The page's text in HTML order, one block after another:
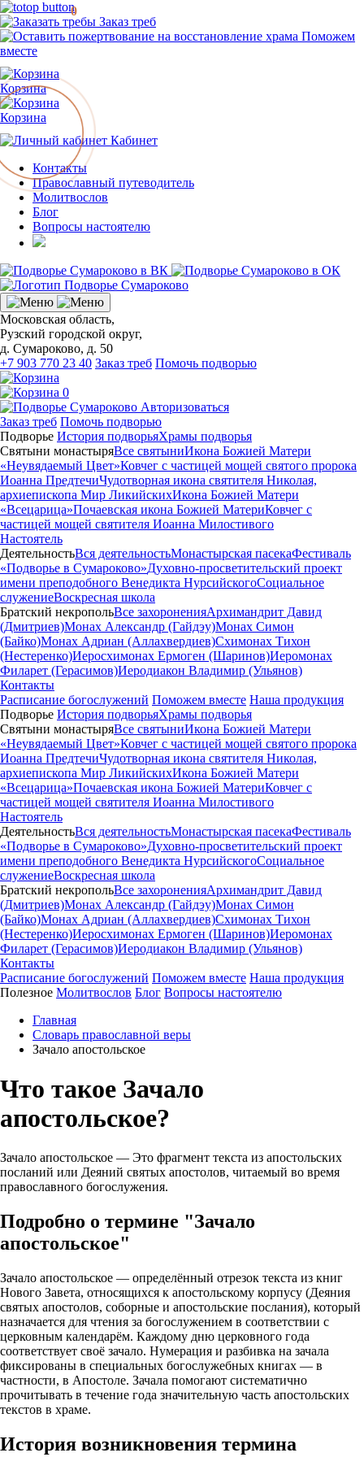
Заказ треб
Поможем
вместе
Корзина
Корзина
0
Кабинет
Контакты
Православный путеводитель
Молитвослов
Блог
Вопросы настоятелю
Московская область,
Рузский городской округ,
д. Сумароково, д. 50
+7 903 770 23 40 Заказ треб Помочь подворью
0
Авторизоваться
Заказ треб Помочь подворью
Подворье История подворьяХрамы подворья
Святыни монастыряВсе святыниИкона Божией Матери
«Неувядаемый Цвет»Ковчег с частицей мощей святого пророка
Иоанна ПредтечиЧудотворная икона святителя Николая,
архиепископа Мир ЛикийскихИкона Божией Матери
«Всецарица»Почаевская икона Божией МатериКовчег с
частицей мощей святителя Иоанна Милостивого
Настоятель
ДеятельностьВся деятельностьМонастырская пасекаФестиваль
«Подворье в Сумароково»Духовно-просветительский проект
имени преподобного Венедикта НурсийскогоСоциальное
служениеВоскресная школа
Братский некропольВсе захороненияАрхимандрит Давид
(Дмитриев)Монах Александр (Гайдэу)Монах Симон
(Байко)Монах Адриан (Аллахвердиев)Схимонах Тихон
(Нестеренко)Иеросхимонах Ермоген (Шаринов)Иеромонах
Филарет (Герасимов)Иеродиакон Владимир (Ульянов)
Контакты
Расписание богослужений Поможем вместе Наша продукция
Подворье История подворьяХрамы подворья
Святыни монастыряВсе святыниИкона Божией Матери
«Неувядаемый Цвет»Ковчег с частицей мощей святого пророка
Иоанна ПредтечиЧудотворная икона святителя Николая,
архиепископа Мир ЛикийскихИкона Божией Матери
«Всецарица»Почаевская икона Божией МатериКовчег с
частицей мощей святителя Иоанна Милостивого
Настоятель
ДеятельностьВся деятельностьМонастырская пасекаФестиваль
«Подворье в Сумароково»Духовно-просветительский проект
имени преподобного Венедикта НурсийскогоСоциальное
служениеВоскресная школа
Братский некропольВсе захороненияАрхимандрит Давид
(Дмитриев)Монах Александр (Гайдэу)Монах Симон
(Байко)Монах Адриан (Аллахвердиев)Схимонах Тихон
(Нестеренко)Иеросхимонах Ермоген (Шаринов)Иеромонах
Филарет (Герасимов)Иеродиакон Владимир (Ульянов)
Контакты
Расписание богослужений Поможем вместе Наша продукция
Полезное Молитвослов Блог Вопросы настоятелю
Главная
Словарь православной веры
Зачало апостольское
Что такое Зачало
апостольское?
Зачало апостольское — Это фрагмент текста из апостольских
посланий или Деяний святых апостолов, читаемый во время
православного богослужения.
Подробно о термине "Зачало
апостольское"
Зачало апостольское — определённый отрезок текста из книг
Нового Завета, относящихся к апостольскому корпусу (Деяния
святых апостолов, соборные и апостольские послания), который
назначается для чтения за богослужением в соответствии с
церковным календарём. Каждому дню церковного года
соответствует своё зачало. Нумерация и разбивка на зачала
фиксированы в специальных богослужебных книгах — в
частности, в Апостоле. Зачала помогают систематично
прочитывать в течение года значительную часть апостольских
текстов в храме.
История возникновения термина